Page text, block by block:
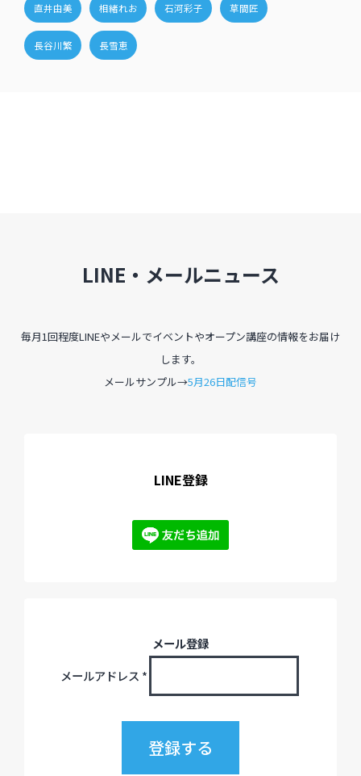
直井由美 相緒れお 石河彩子 草間匠
長谷川繁 長雪恵
LINE・メールニュース
毎月1回程度LINEやメールでイベントやオープン講座の情報をお届け
します。
メールサンプル→5月26日配信号
LINE登録
メール登録
メールアドレス *